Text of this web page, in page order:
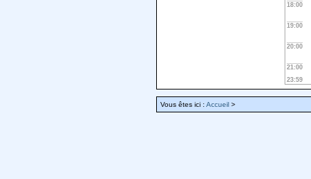
18:00
19:00
20:00
21:00
23:59
Vous êtes ici : Accueil >